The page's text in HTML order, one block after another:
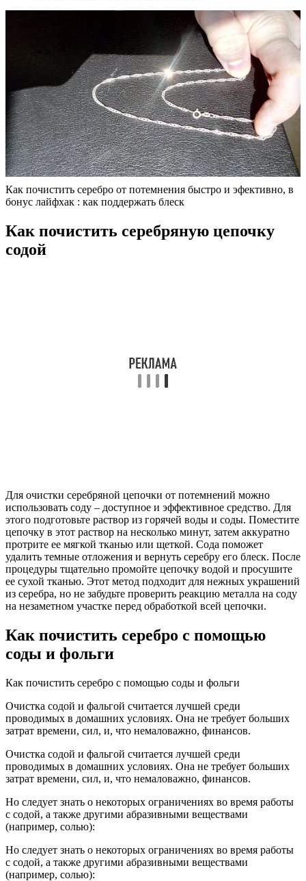
Как почистить серебро от потемнения быстро и эфективно, в
бонус лайфхак : как поддержать блеск
Как почистить серебряную цепочку
содой
Для очистки серебряной цепочки от потемнений можно
использовать соду – доступное и эффективное средство. Для
этого подготовьте раствор из горячей воды и соды. Поместите
цепочку в этот раствор на несколько минут, затем аккуратно
протрите ее мягкой тканью или щеткой. Сода поможет
удалить темные отложения и вернуть серебру его блеск. После
процедуры тщательно промойте цепочку водой и просушите
ее сухой тканью. Этот метод подходит для нежных украшений
из серебра, но не забудьте проверить реакцию металла на соду
на незаметном участке перед обработкой всей цепочки.
Как почистить серебро с помощью
соды и фольги
Как почистить серебро с помощью соды и фольги
Очистка содой и фальгой считается лучшей среди
проводимых в домашних условиях. Она не требует больших
затрат времени, сил, и, что немаловажно, финансов.
Очистка содой и фальгой считается лучшей среди
проводимых в домашних условиях. Она не требует больших
затрат времени, сил, и, что немаловажно, финансов.
Но следует знать о некоторых ограничениях во время работы
с содой, а также другими абразивными веществами
(например, солью):
Но следует знать о некоторых ограничениях во время работы
с содой, а также другими абразивными веществами
(например, солью):